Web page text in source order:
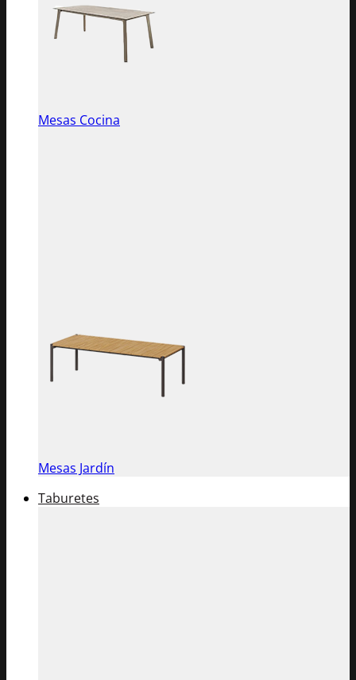
Mesas Cocina
Mesas Jardín
Taburetes